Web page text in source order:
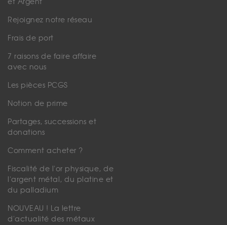
et Argent
Rejoignez notre réseau
Frais de port
7 raisons de faire affaire
avec nous
Les pièces PCGS
Notion de prime
Partages, successions et
donations
Comment acheter ?
Fiscalité de l'or physique, de
l'argent métal, du platine et
du palladium
NOUVEAU ! La lettre
d'actualité des métaux